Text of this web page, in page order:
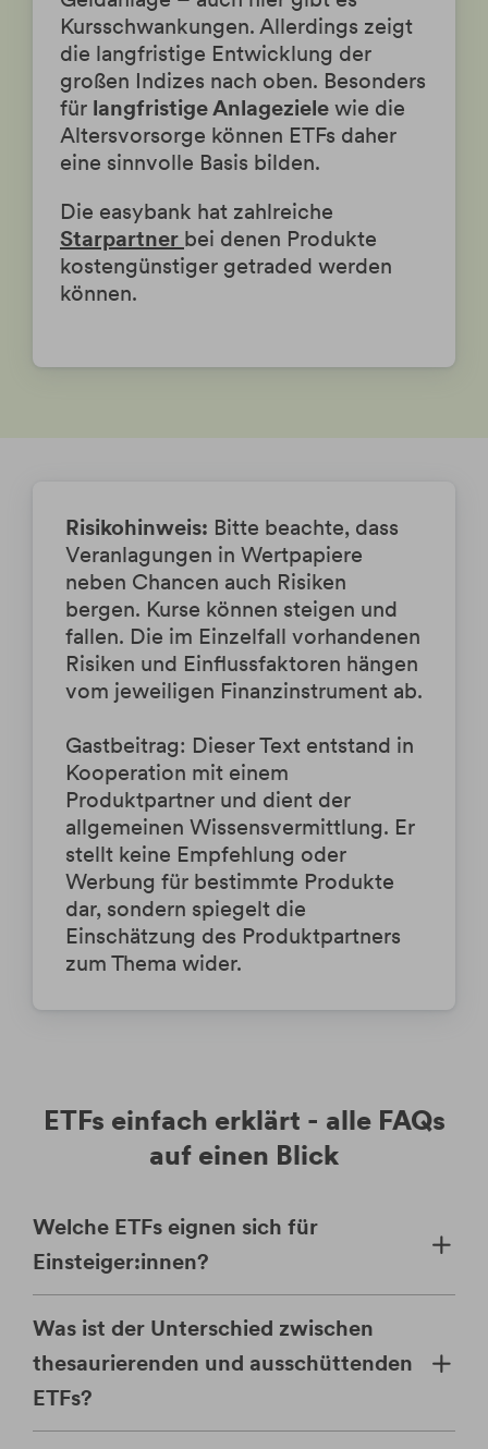
Kursschwankungen. Allerdings zeigt
die langfristige Entwicklung der
großen Indizes nach oben. Besonders
für langfristige Anlageziele wie die
Altersvorsorge können ETFs daher
eine sinnvolle Basis bilden.
Die easybank hat zahlreiche
Starpartner bei denen Produkte
kostengünstiger getraded werden
können.
Risikohinweis: Bitte beachte, dass
Veranlagungen in Wertpapiere
neben Chancen auch Risiken
bergen. Kurse können steigen und
fallen. Die im Einzelfall vorhandenen
Risiken und Einflussfaktoren hängen
vom jeweiligen Finanzinstrument ab.
Gastbeitrag: Dieser Text entstand in
Kooperation mit einem
Produktpartner und dient der
allgemeinen Wissensvermittlung. Er
stellt keine Empfehlung oder
Werbung für bestimmte Produkte
dar, sondern spiegelt die
Einschätzung des Produktpartners
zum Thema wider.
ETFs einfach erklärt - alle FAQs
auf einen Blick
Welche ETFs eignen sich für
Einsteiger:innen?
Was ist der Unterschied zwischen
thesaurierenden und ausschüttenden
ETFs?